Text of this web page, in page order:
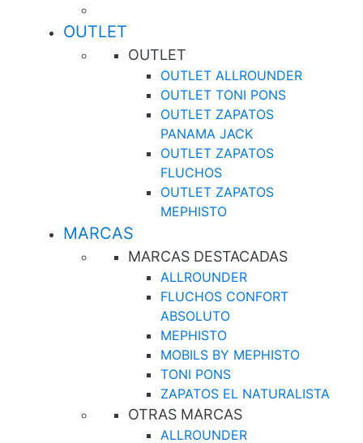
OUTLET
OUTLET
OUTLET ALLROUNDER
OUTLET TONI PONS
OUTLET ZAPATOS
PANAMA JACK
OUTLET ZAPATOS
FLUCHOS
OUTLET ZAPATOS
MEPHISTO
MARCAS
MARCAS DESTACADAS
ALLROUNDER
FLUCHOS CONFORT
ABSOLUTO
MEPHISTO
MOBILS BY MEPHISTO
TONI PONS
ZAPATOS EL NATURALISTA
OTRAS MARCAS
ALLROUNDER